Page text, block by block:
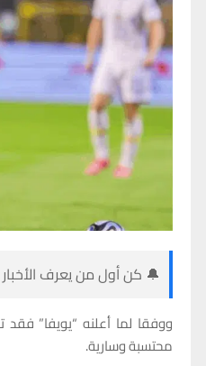
🔔 كن أول من يعرف
ووفقا لما أعلنه “يويفا”
محتسبة وسارية.